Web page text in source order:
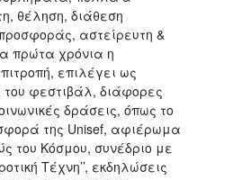
θέληση, διάθεση
προσφοράς, αστείρευτη &
πρώτα χρόνια η
επιλέγει ως
φεστιβάλ, διάφορες
δράσεις, όπως το
της Unisef, αφιέρωμα
του Κόσμου, συνέδριο με
Τέχνη’’, εκδηλώσεις